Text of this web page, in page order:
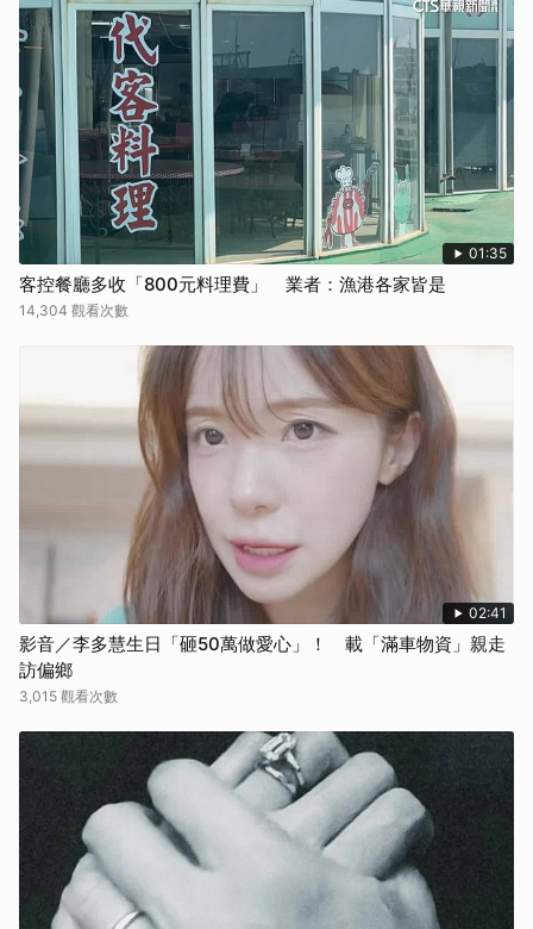
01:35
客控餐廳多收「800元料理費」 業者：漁港各家皆是
14,304 觀看次數
02:41
影音／李多慧生日「砸50萬做愛心」！ 載「滿車物資」親走
訪偏鄉
3,015 觀看次數